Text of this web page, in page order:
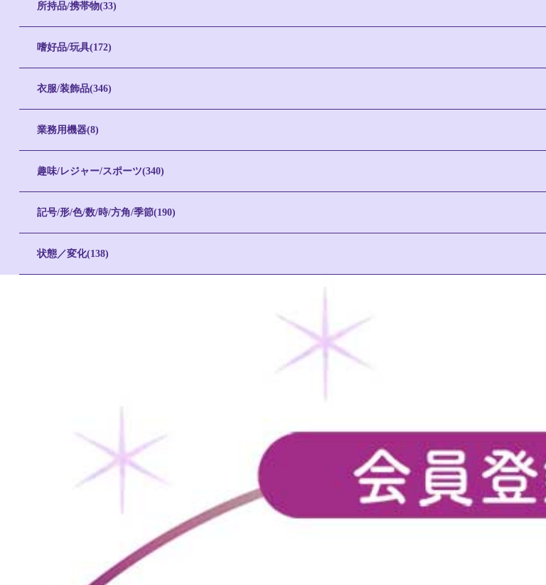
所持品/携帯物(33)
嗜好品/玩具(172)
衣服/装飾品(346)
業務用機器(8)
趣味/レジャー/スポーツ(340)
記号/形/色/数/時/方角/季節(190)
状態／変化(138)